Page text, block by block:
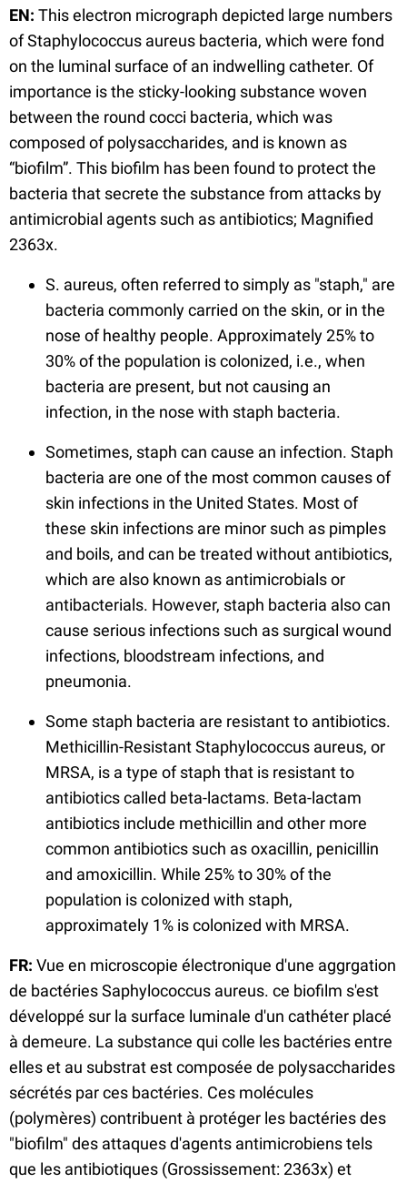
EN: This electron micrograph depicted large numbers
of Staphylococcus aureus bacteria, which were fond
on the luminal surface of an indwelling catheter. Of
importance is the sticky-looking substance woven
between the round cocci bacteria, which was
composed of polysaccharides, and is known as
“biofilm”. This biofilm has been found to protect the
bacteria that secrete the substance from attacks by
antimicrobial agents such as antibiotics; Magnified
2363x.
S. aureus, often referred to simply as "staph," are
bacteria commonly carried on the skin, or in the
nose of healthy people. Approximately 25% to
30% of the population is colonized, i.e., when
bacteria are present, but not causing an
infection, in the nose with staph bacteria.
Sometimes, staph can cause an infection. Staph
bacteria are one of the most common causes of
skin infections in the United States. Most of
these skin infections are minor such as pimples
and boils, and can be treated without antibiotics,
which are also known as antimicrobials or
antibacterials. However, staph bacteria also can
cause serious infections such as surgical wound
infections, bloodstream infections, and
pneumonia.
Some staph bacteria are resistant to antibiotics.
Methicillin-Resistant Staphylococcus aureus, or
MRSA, is a type of staph that is resistant to
antibiotics called beta-lactams. Beta-lactam
antibiotics include methicillin and other more
common antibiotics such as oxacillin, penicillin
and amoxicillin. While 25% to 30% of the
population is colonized with staph,
approximately 1% is colonized with MRSA.
FR: Vue en microscopie électronique d'une aggrgation
de bactéries Saphylococcus aureus. ce biofilm s'est
développé sur la surface luminale d'un cathéter placé
à demeure. La substance qui colle les bactéries entre
elles et au substrat est composée de polysaccharides
sécrétés par ces bactéries. Ces molécules
(polymères) contribuent à protéger les bactéries des
"biofilm" des attaques d'agents antimicrobiens tels
que les antibiotiques (Grossissement: 2363x) et